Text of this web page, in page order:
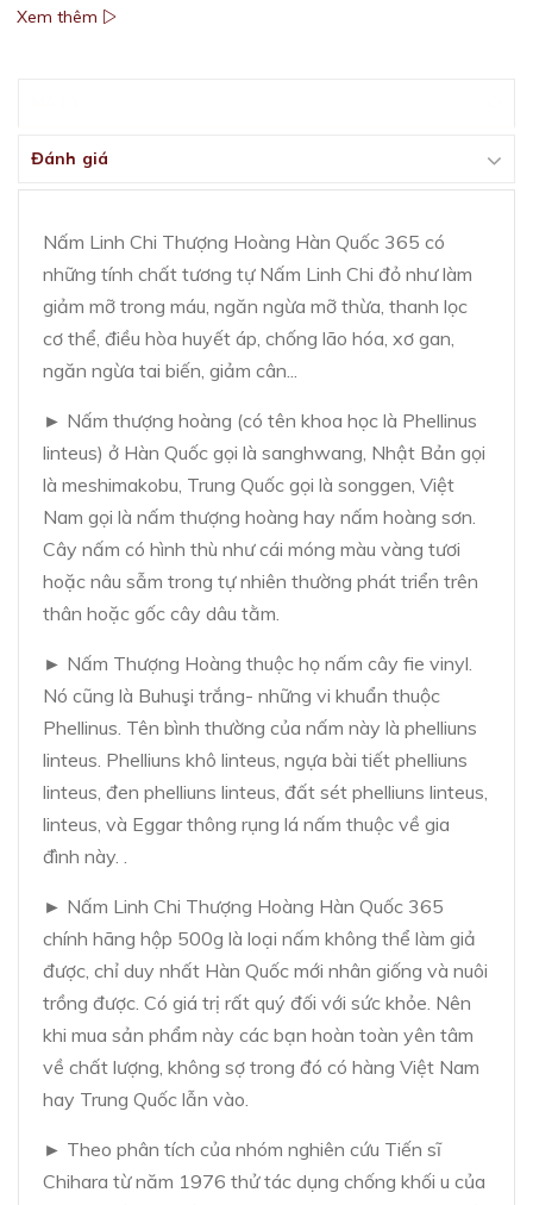
Xem thêm
Đánh giá
Nấm Linh Chi Thượng Hoàng Hàn Quốc 365 có
những tính chất tương tự Nấm Linh Chi đỏ như làm
giảm mỡ trong máu, ngăn ngừa mỡ thừa, thanh lọc
cơ thể, điều hòa huyết áp, chống lão hóa, xơ gan,
ngăn ngừa tai biến, giảm cân...
► Nấm thượng hoàng (có tên khoa học là Phellinus
linteus) ở Hàn Quốc gọi là sanghwang, Nhật Bản gọi
là meshimakobu, Trung Quốc gọi là songgen, Việt
Nam gọi là nấm thượng hoàng hay nấm hoàng sơn.
Cây nấm có hình thù như cái móng màu vàng tươi
hoặc nâu sẫm trong tự nhiên thường phát triển trên
thân hoặc gốc cây dâu tằm.
► Nấm Thượng Hoàng thuộc họ nấm cây fie vinyl.
Nó cũng là Buhuşi trắng- những vi khuẩn thuộc
Phellinus. Tên bình thường của nấm này là phelliuns
linteus. Phelliuns khô linteus, ngựa bài tiết phelliuns
linteus, đen phelliuns linteus, đất sét phelliuns linteus,
linteus, và Eggar thông rụng lá nấm thuộc về gia
đình này. .
► Nấm Linh Chi Thượng Hoàng Hàn Quốc 365
chính hãng hộp 500g là loại nấm không thể làm giả
được, chỉ duy nhất Hàn Quốc mới nhân giống và nuôi
trồng được. Có giá trị rất quý đối với sức khỏe. Nên
khi mua sản phẩm này các bạn hoàn toàn yên tâm
về chất lượng, không sợ trong đó có hàng Việt Nam
hay Trung Quốc lẫn vào.
► Theo phân tích của nhóm nghiên cứu Tiến sĩ
Chihara từ năm 1976 thử tác dụng chống khối u của